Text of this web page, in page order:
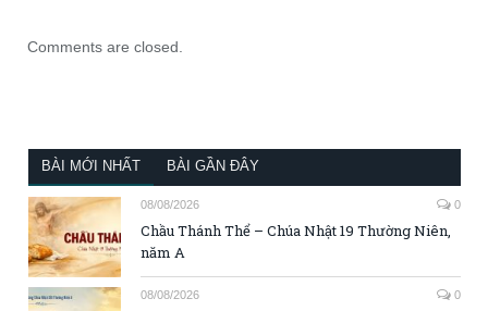
Comments are closed.
BÀI MỚI NHẤT BÀI GẦN ĐÂY
08/08/2026 0
Chầu Thánh Thể – Chúa Nhật 19 Thường Niên,
năm A
08/08/2026 0